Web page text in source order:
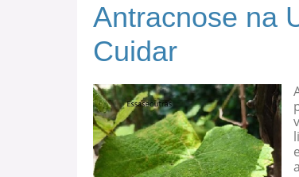
Antracnose na
Cuidar